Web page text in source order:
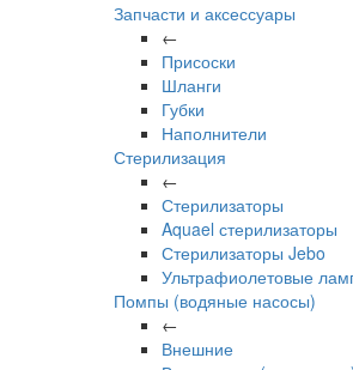
Запчасти и аксессуары
←
Присоски
Шланги
Губки
Наполнители
Стерилизация
←
Стерилизаторы
Aquael стерилизаторы
Стерилизаторы Jebo
Ультрафиолетовые
Помпы (водяные насосы)
←
Внешние